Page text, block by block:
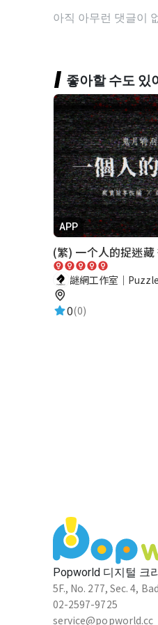
아직 아무런 댓글이
좋아할 수도 있
APP
(繁) 一个人的捉迷
謎網工作室｜
0(0)
Popworld 디지털 크
5F., No. 277, Sec. 4,
02-2597-9725
service@popworld.cc